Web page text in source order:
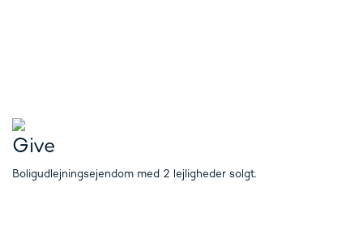
Give
Boligudlejningsejendom med 2 lejligheder solgt.